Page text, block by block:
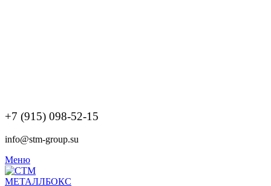
+7 (915) 098-52-15
info@stm-group.su
Меню